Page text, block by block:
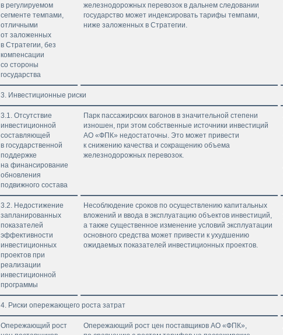
в регулируемом
сегменте темпами,
отличными
от заложенных
в Стратегии, без
компенсации
со стороны
государства
железнодорожных перевозок в дальнем следовании
государство может индексировать тарифы темпами,
ниже заложенных в Стратегии.
3. Инвестиционные риски
3.1. Отсутствие
инвестиционной
составляющей
в государственной
поддержке
на финансирование
обновления
подвижного состава
Парк пассажирских вагонов в значительной степени
изношен, при этом собственные источники инвестиций
АО «ФПК» недостаточны. Это может привести
к снижению качества и сокращению объема
железнодорожных перевозок.
3.2. Недостижение
запланированных
показателей
эффективности
инвестиционных
проектов при
реализации
инвестиционной
программы
Несоблюдение сроков по осуществлению капитальных
вложений и ввода в эксплуатацию объектов инвестиций,
а также существенное изменение условий эксплуатации
основного средства может привести к ухудшению
ожидаемых показателей инвестиционных проектов.
4. Риски опережающего роста затрат
Опережающий рост
Опережающий рост цен поставщиков АО «ФПК»,